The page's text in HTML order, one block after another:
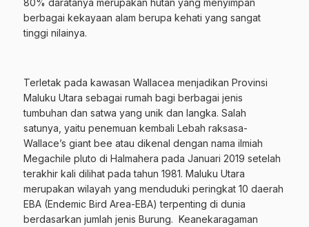
80% daratanya merupakan hutan yang menyimpan
berbagai kekayaan alam berupa kehati yang sangat
tinggi nilainya.
Terletak pada kawasan Wallacea menjadikan Provinsi
Maluku Utara sebagai rumah bagi berbagai jenis
tumbuhan dan satwa yang unik dan langka. Salah
satunya, yaitu penemuan kembali Lebah raksasa-
Wallace’s giant bee atau dikenal dengan nama ilmiah
Megachile pluto di Halmahera pada Januari 2019 setelah
terakhir kali dilihat pada tahun 1981. Maluku Utara
merupakan wilayah yang menduduki peringkat 10 daerah
EBA (Endemic Bird Area-EBA) terpenting di dunia
berdasarkan jumlah jenis Burung. Keanekaragaman